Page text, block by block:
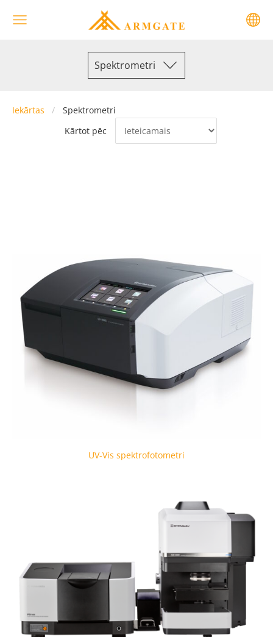
Spektrometri
Iekārtas
Spektrometri
Kārtot pēc
UV-Vis spektrofotometri